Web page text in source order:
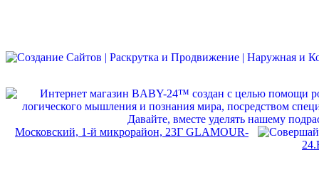
Московский, 1-й микрорайон, 23Г GLAMOUR-